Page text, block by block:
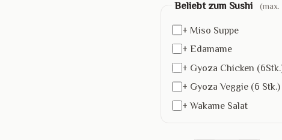
Beliebt zum Sushi (max.
+ Miso Suppe
+ Edamame
+ Gyoza Chicken
+ Gyoza Veggie (6 Stk.)
+ Wakame Salat